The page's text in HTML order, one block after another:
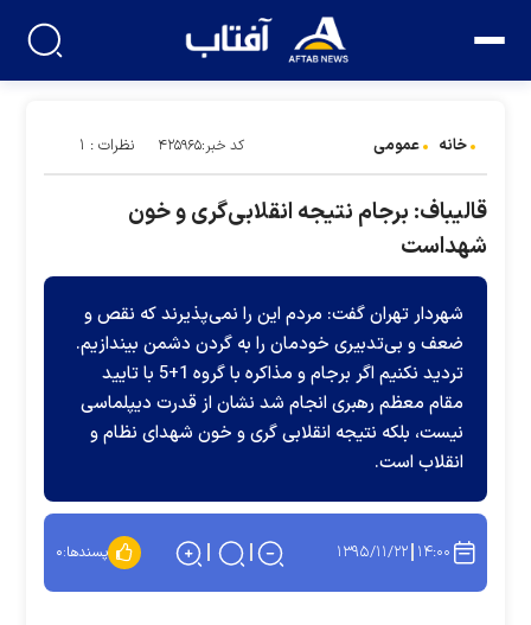
خانه عمومی کد خبر:۴۲۵۹۶۵ نظرات : ۱
قالیباف: برجام نتیجه انقلابی‌گری و خون
شهداست
شهردار تهران گفت: مردم این را نمی‌پذیرند که نقص و
ضعف و بی‌تدبیری خودمان را به گردن دشمن بیندازیم.
تردید نکنیم اگر برجام و مذاکره با گروه 1+5 با تایید
مقام معظم رهبری انجام شد نشان از قدرت دیپلماسی
نیست، بلکه نتیجه انقلابی گری و خون شهدای نظام و
انقلاب است.
۱۴:۰۰ ۱۳۹۵/۱۱/۲۲ پسندها:۰